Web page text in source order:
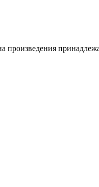
произведения